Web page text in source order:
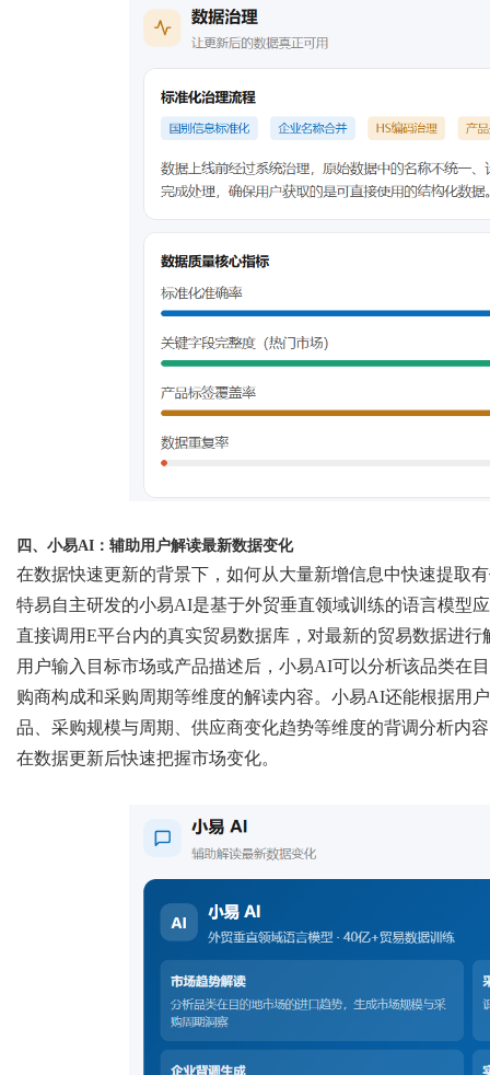
四、小易AI：辅助用户解读最新数据变化
在数据快速更新的背景下，如何从大量新增信息中快速提取
特易自主研发的小易AI是基于外贸垂直领域训练的语言模型
直接调用E平台内的真实贸易数据库，对最新的贸易数据进行
用户输入目标市场或产品描述后，小易AI可以分析该品类在
购商构成和采购周期等维度的解读内容。小易AI还能根据用
品、采购规模与周期、供应商变化趋势等维度的背调分析内
在数据更新后快速把握市场变化。